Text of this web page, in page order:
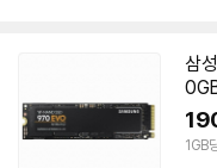
삼
1GB